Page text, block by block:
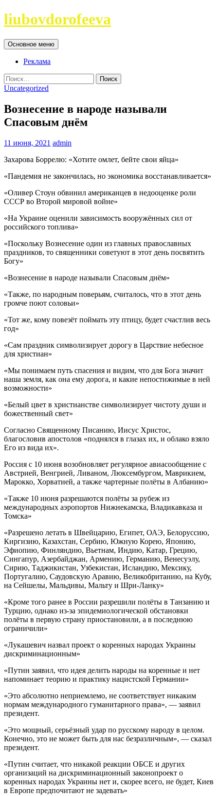
Перейти
к
liubovdorofeeva
Поиск
Основное меню
Реклама
Найти:
Uncategorized
Вознесение в народе называли
Спасовым днём
11 июня, 2021 admin
Захарова Боррелю: «Хотите омлет, бейте свои яйца»
«Пандемия не закончилась, но экономика восстанавливается»
«Оливер Стоун обвинил американцев в недооценке роли
СССР во Второй мировой войне»
«На Украине оценили зависимость вооружённых сил от
российского топлива»
«Поскольку Вознесение один из главных православных
праздников, то священники советуют в этот день посвятить
Богу»
«Вознесение в народе называли Спасовым днём»
«Также, по народным поверьям, считалось, что в этот день
громче поют соловьи»
«Тот же, кому повезёт поймать эту птицу, будет счастлив весь
год»
«Сам праздник символизирует дорогу в Царствие небесное
для христиан»
«Мы понимаем путь спасения и видим, что для Бога значит
наша земля, как она ему дорога, и какие непостижимые в ней
возможности»
«Белый цвет в христианстве символизирует чистоту души и
божественный свет»
Согласно Священному Писанию, Иисус Христос,
благословив апостолов «поднялся в глазах их, и облако взяло
Его из вида их».
Россия с 10 июня возобновляет регулярное авиасообщение с
Австрией, Венгрией, Ливаном, Люксембургом, Маврикием,
Марокко, Хорватией, а также чартерные полёты в Албанию»
«Также 10 июня разрешаются полёты за рубеж из
международных аэропортов Нижнекамска, Владикавказа и
Томска»
«Разрешено летать в Швейцарию, Египет, ОАЭ, Белоруссию,
Киргизию, Казахстан, Сербию, Южную Корею, Японию,
Эфиопию, Финляндию, Вьетнам, Индию, Катар, Грецию,
Сингапур, Азербайджан, Армению, Германию, Венесуэлу,
Сирию, Таджикистан, Узбекистан, Исландию, Мексику,
Португалию, Саудовскую Аравию, Великобританию, на Кубу,
на Сейшелы, Мальдивы, Мальту и Шри-Ланку»
«Кроме того ранее в России разрешили полёты в Танзанию и
Турцию, однако из-за эпидемиологической обстановки
полёты в первую страну приостановили, а в последнюю
ограничили»
«Лукашевич назвал проект о коренных народах Украины
дискриминационным»
«Путин заявил, что идея делить народы на коренные и нет
напоминает теорию и практику нацистской Германии»
«Это абсолютно неприемлемо, не соответствует никаким
нормам международного гуманитарного права», — заявил
президент.
«Это мощный, серьёзный удар по русскому народу в целом.
Конечно, это не может быть для нас безразличным», — сказал
президент.
«Путин считает, что никакой реакции ОБСЕ и других
организаций на дискриминационный законопроект о
коренных народах Украины нет и, скорее всего, не будет, Киев
в Европе предпочитают не задевать»